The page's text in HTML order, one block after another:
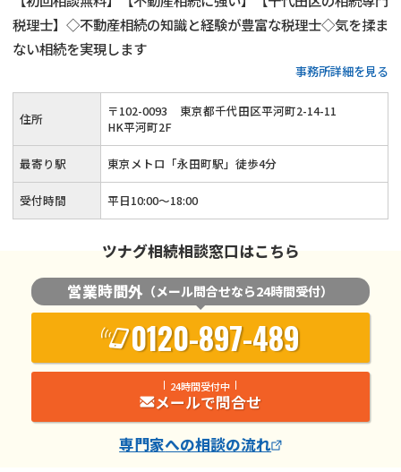
税理士】◇不動産相続の知識と経験が豊富な税理士◇気を揉ま
ない相続を実現します
事務所詳細を見る
住所 〒102-0093
東京都千代田区平河町2-14-11
HK平河町2F
最寄り駅 東京メトロ「永田町駅」徒歩4分
受付時間 平日10:00～18:00
ツナグ相続相談窓口はこちら
営業時間外 （メール問合せなら24時間受付）
0120-897-489
24時間受付中
メールで問合せ
専門家への相談の流れ